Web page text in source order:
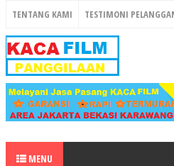
TENTANG KAMI TESTIMONI
MENU